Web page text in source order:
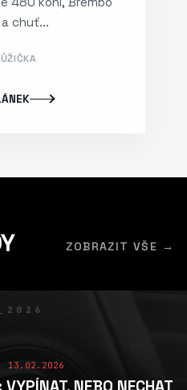
chuť...
ZOBRAZIT VŠE →
13.02.2026